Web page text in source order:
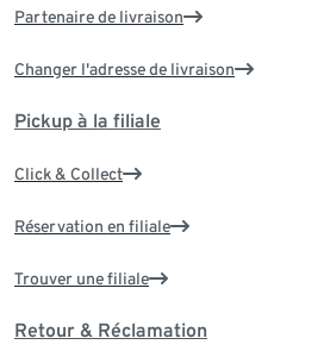
Partenaire de livraison
Changer l'adresse de livraison
Pickup à la filiale
Click & Collect
Réservation en filiale
Trouver une filiale
Retour & Réclamation